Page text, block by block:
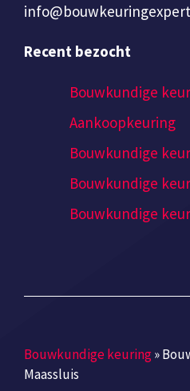
Recent bezocht
Bouwkundige
Aankoopkeuring
Bouwkundige
Bouwkundige
Bouwkundige
Bouwkundige keuring»
Maassluis